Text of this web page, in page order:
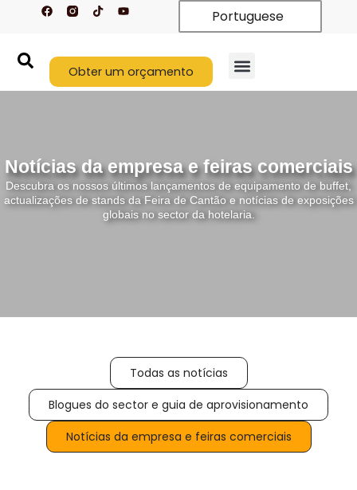
conteúdo
F
a
o
k
T
i
k
Y
o
b
e
Portuguese
Obter um orçamento
Notícias da empresa e feiras comerciais
Descubra os nossos últimos lançamentos de equipamento de buffet,
actualizações de stands da Feira de Cantão e notícias de exposições
globais no sector da hotelaria.
Todas as notícias
Blogues do sector e guia de aprovisionamento
Notícias da empresa e feiras comerciais